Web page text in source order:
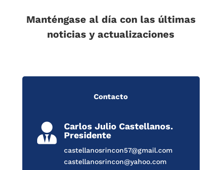
Manténgase al día con las últimas
noticias y actualizaciones
Contacto

Carlos Julio Castellanos.
Presidente
castellanosrincon57@gmail.com
castellanosrincon@yahoo.com